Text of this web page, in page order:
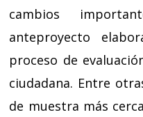
cambios
anteproyecto
proceso de
ciudadana. Entre
de muestra más